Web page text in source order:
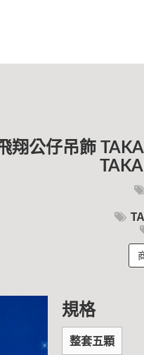
翔公仔吊飾
規格
整套五顆